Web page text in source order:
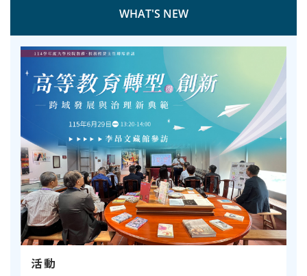
WHAT'S NEW
活動